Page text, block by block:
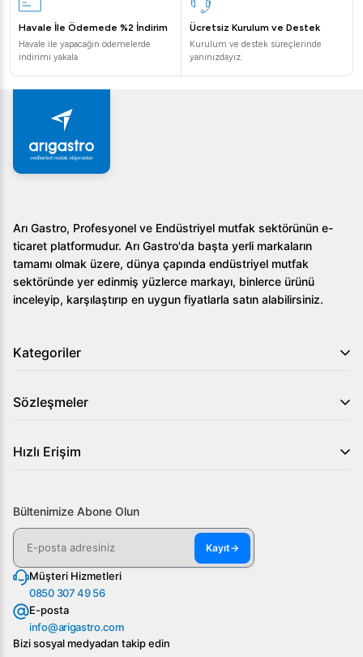
Havale İle Ödemede %2 İndirim
Havale ile yapacağın ödemelerde
indirimi yakala
Ücretsiz Kurulum ve Destek
Kurulum ve destek süreçlerinde
yanınızdayız.
Arı Gastro, Profesyonel ve Endüstriyel mutfak sektörünün e-
ticaret platformudur. Arı Gastro'da başta yerli markaların
tamamı olmak üzere, dünya çapında endüstriyel mutfak
sektöründe yer edinmiş yüzlerce markayı, binlerce ürünü
inceleyip, karşılaştırıp en uygun fiyatlarla satın alabilirsiniz.
Kategoriler
Sözleşmeler
Hızlı Erişim
Bültenimize Abone Olun
Kayıt→
Müşteri Hizmetleri
0850 307 49 56
E-posta
info@arigastro.com
Bizi sosyal medyadan takip edin